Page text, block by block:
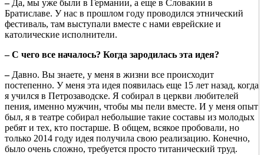
– Да, мы уже были в Германии, а еще в Словакии в
Братиславе. У нас в прошлом году проводился этнический
фестиваль, там выступали вместе с нами еврейские и
католические исполнители.
– С чего все началось? Когда зародилась эта идея?
– Давно. Вы знаете, у меня в жизни все происходит
постепенно. У меня эта идея появилась еще 15 лет назад, когда
я учился в Петрозаводске. Я собирал в церкви любителей
пения, именно мужчин, чтобы мы пели вместе. И у меня опыт
был, я в театре собирал небольшие такие составы из молодых
ребят и тех, кто постарше. В общем, всякое пробовали, но
только 2014 году идея получила свою реализацию. Конечно,
было очень сложно, требуется просто титанический труд.